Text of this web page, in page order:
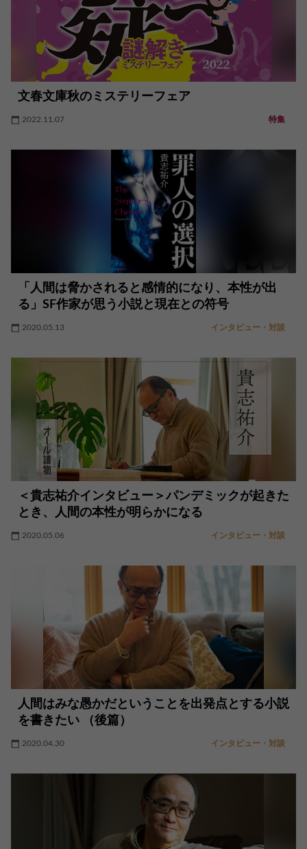
文春文庫秋のミステリーフェア
2022.11.07 特集
「人間は脅かされると感情的になり、本性が出
る」SF作家が思う小説と現在との符号
2020.05.13 インタビュー・対談
＜貴志祐介インタビュー＞パンデミックが起きた
とき、人間の本性が明らかになる
2020.05.06 インタビュー・対談
人間はみな愚かだということを出発点とする小説
を書きたい （後篇）
2020.04.30 インタビュー・対談